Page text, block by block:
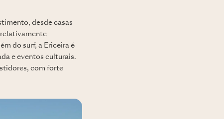
desde casas
do surf, a Ericeira é
e eventos culturais.
com forte